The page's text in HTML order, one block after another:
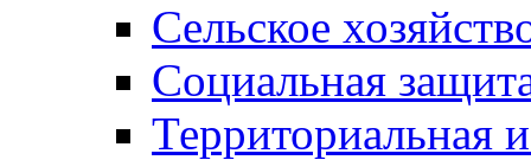
Сельское
Социальная
Территориальная